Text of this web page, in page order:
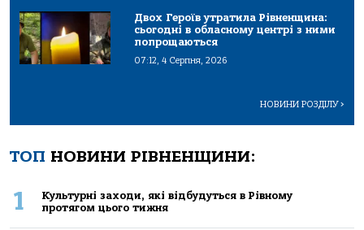
Двох Героїв утратила Рівненщина:
сьогодні в обласному центрі з ними
попрощаються
07:12, 4 Серпня, 2026
НОВИНИ РОЗДІЛУ>
ТОП НОВИНИ РІВНЕНЩИНИ:
1
Культурні заходи, які відбудуться в Рівному
протягом цього тижня